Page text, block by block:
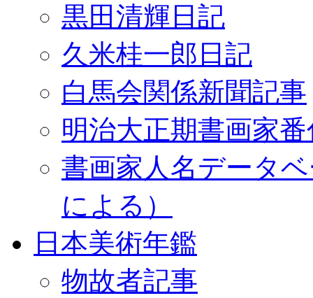
黒田清輝日記
久米桂一郎日記
白馬会関係新聞記事
明治大正期書画家
書画家人名データ
による）
日本美術年鑑
物故者記事